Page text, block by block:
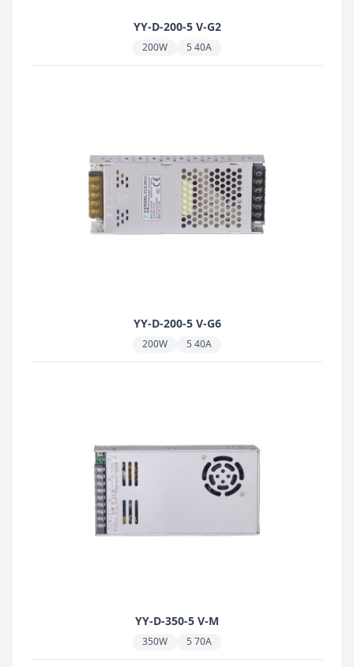
YY-D-200-5 V-G2
200W 5 40A
YY-D-200-5 V-G6
200W 5 40A
YY-D-350-5 V-M
350W 5 70A